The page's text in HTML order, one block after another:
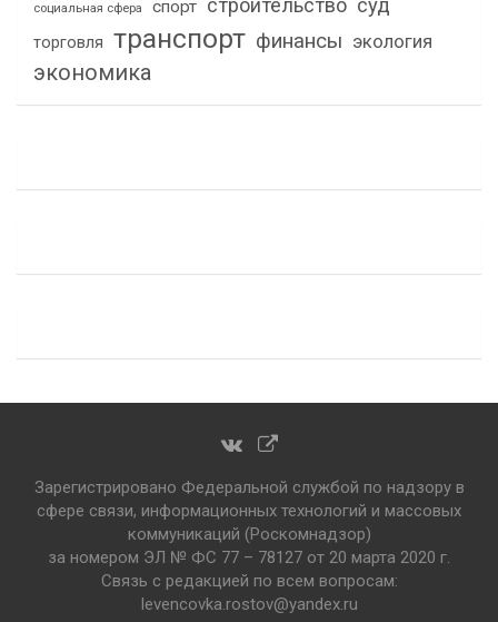
социальная сфера спорт строительство суд
торговля транспорт финансы экология
экономика
Зарегистрировано Федеральной службой по надзору в
сфере связи, информационных технологий и массовых
коммуникаций (Роскомнадзор)
за номером ЭЛ № ФС 77 – 78127 от 20 марта 2020 г.
Связь с редакцией по всем вопросам:
levencovka.rostov@yandex.ru